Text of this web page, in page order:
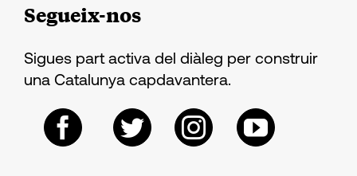
Segueix-nos
Sigues part activa del diàleg per construir
una Catalunya capdavantera.